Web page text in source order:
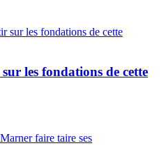
les fondations de cette